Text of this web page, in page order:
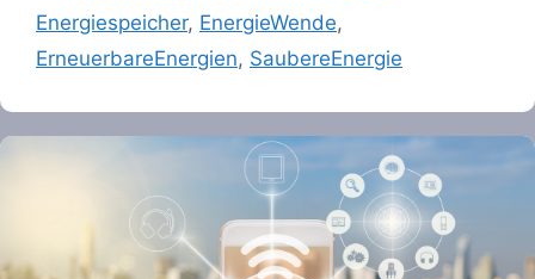
Energiespeicher, EnergieWende,
ErneuerbareEnergien, SaubereEnergie